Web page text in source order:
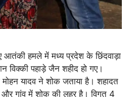
हमले में मध्य प्रदेश के छिंदवाड़ा
विक्की पहाड़े जैन शहीद हो गए।
यादव ने शोक जताया है। शहादत
और गांव में शोक की लहर है। विगत 4